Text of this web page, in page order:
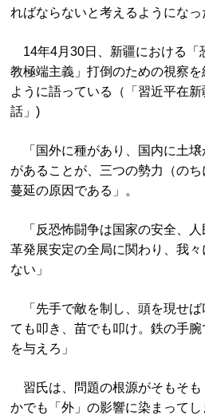
ればならないと考えるようになっ
14年4月30日、新疆における「
教極端主義」打倒のための視察
ように語っている（「習近平在
話」)
「国外に種があり、国内に土壌
があることが、三つの勢力（のち
蔓延の原因である」。
「反恐怖闘争は国家の安全、人
革発展安定の全局に関わり、我
ない」
「先手で敵を制し、頭を現せば
ても叩き、苗でも叩け。鉄の手
を与えろ」
習氏は、問題の根源がそもそも
かでも「外」の影響に染まって